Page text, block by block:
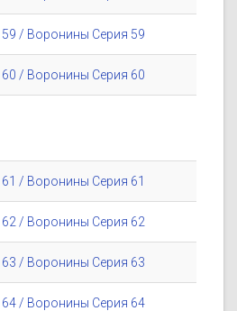
/ Воронины Серия 59
/ Воронины Серия 60
/ Воронины Серия 61
/ Воронины Серия 62
/ Воронины Серия 63
/ Воронины Серия 64